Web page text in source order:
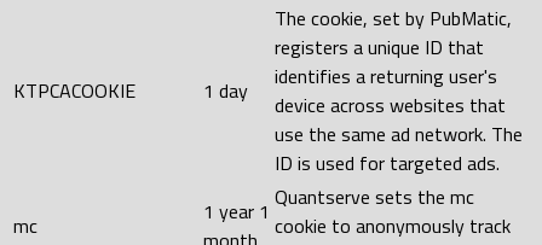
KTPCACOOKIE 1 day
The cookie, set by PubMatic,
registers a unique ID that
identifies a returning user's
device across websites that
use the same ad network. The
ID is used for targeted ads.
mc
1 year 1 Quantserve sets the mc
cookie to anonymously track